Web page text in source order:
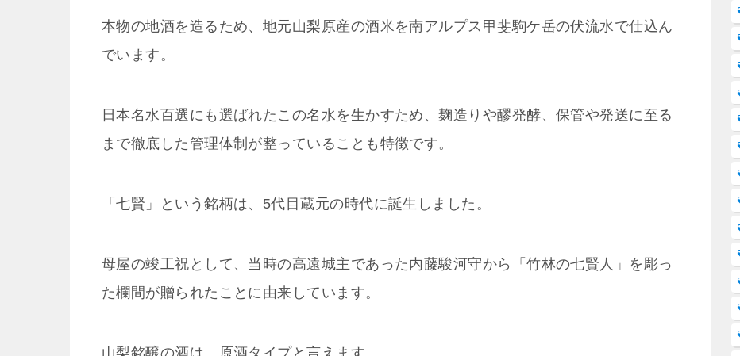
本物の地酒を造るため、地元山梨原産の酒米を南アルプス甲斐駒ケ岳の伏流水で仕込ん
でいます。
日本名水百選にも選ばれたこの名水を生かすため、麹造りや醪発酵、保管や発送に至る
まで徹底した管理体制が整っていることも特徴です。
「七賢」という銘柄は、5代目蔵元の時代に誕生しました。
母屋の竣工祝として、当時の高遠城主であった内藤駿河守から「竹林の七賢人」を彫っ
た欄間が贈られたことに由来しています。
山梨銘醸の酒は、原酒タイプと言えます。